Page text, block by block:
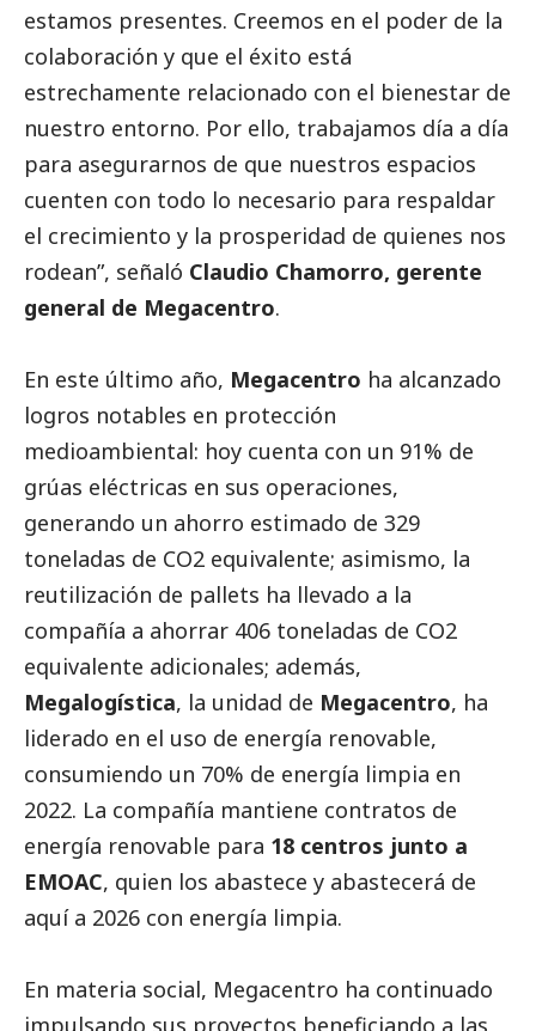
estamos presentes. Creemos en el poder de la
colaboración y que el éxito está
estrechamente relacionado con el bienestar de
nuestro entorno. Por ello, trabajamos día a día
para asegurarnos de que nuestros espacios
cuenten con todo lo necesario para respaldar
el crecimiento y la prosperidad de quienes nos
rodean”, señaló Claudio Chamorro, gerente
general de Megacentro.
En este último año, Megacentro ha alcanzado
logros notables en protección
medioambiental: hoy cuenta con un 91% de
grúas eléctricas en sus operaciones,
generando un ahorro estimado de 329
toneladas de CO2 equivalente; asimismo, la
reutilización de pallets ha llevado a la
compañía a ahorrar 406 toneladas de CO2
equivalente adicionales; además,
Megalogística, la unidad de Megacentro, ha
liderado en el uso de energía renovable,
consumiendo un 70% de energía limpia en
2022. La compañía mantiene contratos de
energía renovable para 18 centros junto a
EMOAC, quien los abastece y abastecerá de
aquí a 2026 con energía limpia.
En materia social, Megacentro ha continuado
impulsando sus proyectos beneficiando a las